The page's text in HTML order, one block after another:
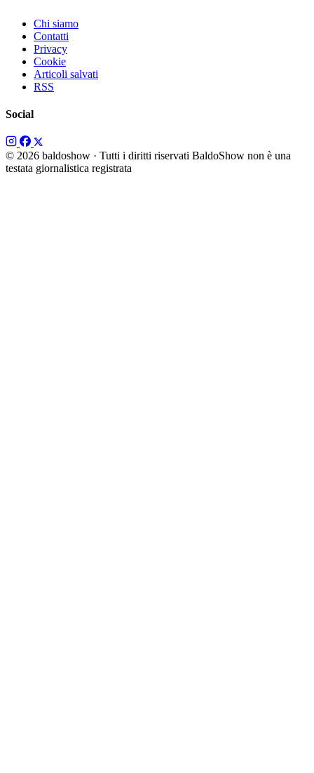
Chi siamo
Contatti
Privacy
Cookie
Articoli salvati
RSS
Social
© 2026 baldoshow · Tutti i diritti riservati BaldoShow non è una
testata giornalistica registrata